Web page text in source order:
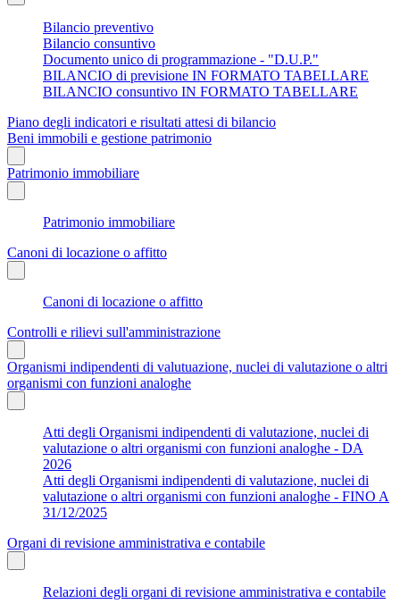
Bilancio preventivo
Bilancio consuntivo
Documento unico di programmazione - "D.U.P."
BILANCIO di previsione IN FORMATO TABELLARE
BILANCIO consuntivo IN FORMATO TABELLARE
Piano degli indicatori e risultati attesi di bilancio
Beni immobili e gestione patrimonio
Patrimonio immobiliare
Patrimonio immobiliare
Canoni di locazione o affitto
Canoni di locazione o affitto
Controlli e rilievi sull'amministrazione
Organismi indipendenti di valutuazione, nuclei di valutazione o altri
organismi con funzioni analoghe
Atti degli Organismi indipendenti di valutazione, nuclei di
valutazione o altri organismi con funzioni analoghe - DA
2026
Atti degli Organismi indipendenti di valutazione, nuclei di
valutazione o altri organismi con funzioni analoghe - FINO A
31/12/2025
Organi di revisione amministrativa e contabile
Relazioni degli organi di revisione amministrativa e contabile